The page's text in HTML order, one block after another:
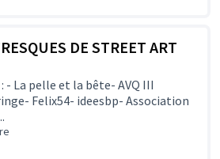
DE STREET ART
La pelle et la bête- AVQ III
Felix54- ideesbp- Association